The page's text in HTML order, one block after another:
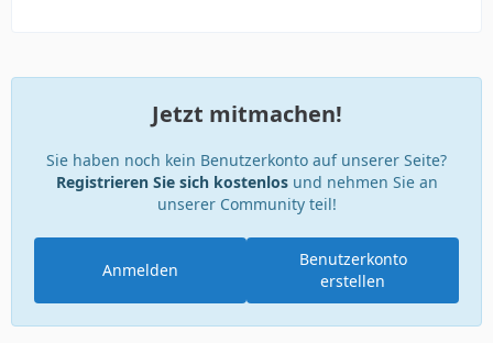
}
Jetzt mitmachen!
Sie haben noch kein Benutzerkonto auf unserer Seite?
Registrieren Sie sich kostenlosund nehmen Sie an
unserer Community teil!
Benutzerkonto
erstellen
Anmelden